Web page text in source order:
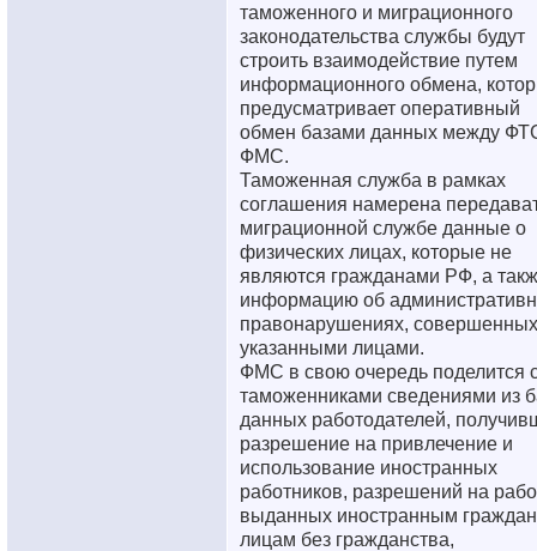
таможенного и миграционного
законодательства службы будут
строить взаимодействие путем
информационного обмена,
предусматривает оперативный
обмен базами данных между
ФМС.
Таможенная служба в рамках
соглашения намерена
миграционной службе данные о
физических лицах, которые не
являются гражданами РФ, а
информацию об
правонарушениях, совершенных
указанными лицами.
ФМС в свою очередь поделится
таможенниками сведениями из
данных работодателей,
разрешение на привлечение и
использование иностранных
работников, разрешений на
выданных иностранным
лицам без гражданства,